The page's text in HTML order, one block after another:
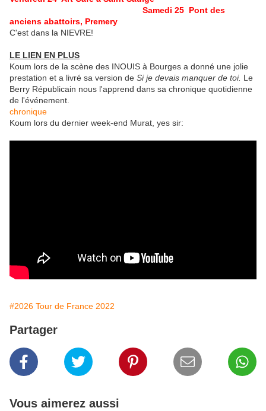
Samedi 25 Pont des
anciens abattoirs, Premery
C'est dans la NIEVRE!
LE LIEN EN PLUS
Koum lors de la scène des INOUIS à Bourges a donné une jolie
prestation et a livré sa version de Si je devais manquer de toi. Le
Berry Républicain nous l'apprend dans sa chronique quotidienne
de l'événement.
chronique
Koum lors du dernier week-end Murat, yes sir:
#2026 Tour de France 2022
Partager
Vous aimerez aussi